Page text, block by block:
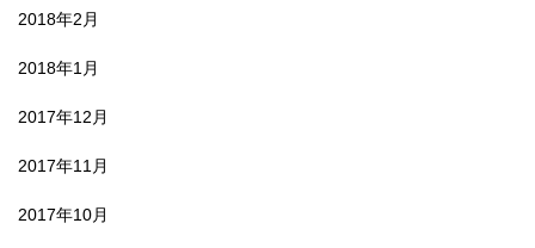
2018年2月
2018年1月
2017年12月
2017年11月
2017年10月